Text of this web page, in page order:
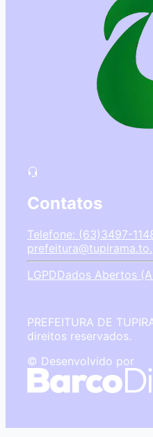
Contatos
Telefone: (63)3497-
LGPDDados Abertos
PREFEITURA DE
direitos reservados.
© Desenvolvido por